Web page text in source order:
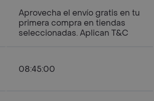
Aprovecha el envío gratis en tu
primera compra en tiendas
seleccionadas. Aplican T&C
08:45:00